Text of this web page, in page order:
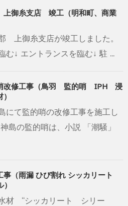
御糸支店 竣工（明和町、商業
上御糸支店が竣工しました。
む↓ エントランスを臨む↓ 駐 ...
改修工事（鳥羽 監的哨 IPH 浸
にて監的哨の改修工事を施工し
島の監的哨は、小説 「潮騒」
事（雨漏 ひび割れ シッカリート
材 “シッカリート シリー